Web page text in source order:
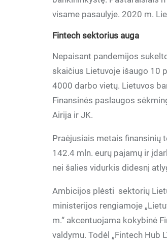
visame pasaulyje. 2020 m.
Fintech sektorius auga
Nepaisant pandemijos
skaičius Lietuvoje išaugo 10
4000 darbo vietų. Lietuvos
Finansinės paslaugos
Airija ir JK.
Praėjusiais metais finansinių
142.4 mln. eurų pajamų ir
nei šalies vidurkis didesnį
Ambicijos plėsti sektorių
ministerijos rengiamoje
m.“ akcentuojama kokybinė
valdymu. Todėl „Fintech